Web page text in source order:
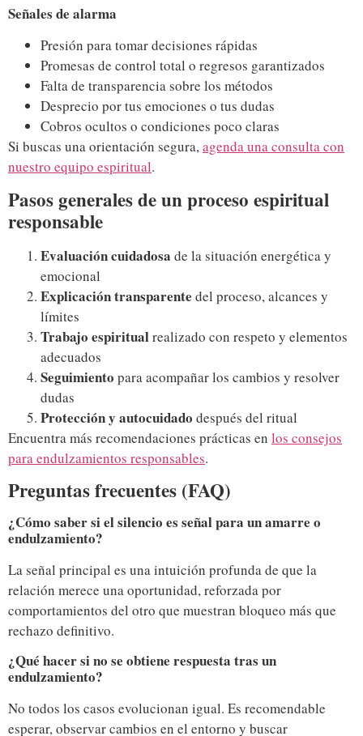
Señales de alarma
Presión para tomar decisiones rápidas
Promesas de control total o regresos garantizados
Falta de transparencia sobre los métodos
Desprecio por tus emociones o tus dudas
Cobros ocultos o condiciones poco claras
Si buscas una orientación segura,agenda una consulta con
nuestro equipo espiritual.
Pasos generales de un proceso espiritual
responsable
Evaluación cuidadosa de la situación energética y
emocional
Explicación transparente del proceso, alcances y
límites
Trabajo espiritualrealizado con respeto y elementos
adecuados
Seguimiento para acompañar los cambios y resolver
dudas
Protección y autocuidado después del ritual
Encuentra más recomendaciones prácticas en los consejos
para endulzamientos responsables.
Preguntas frecuentes (FAQ)
¿Cómo saber si el silencio es señal para un amarre o
endulzamiento?
La señal principal es una intuición profunda de que la
relación merece una oportunidad, reforzada por
comportamientos del otro que muestran bloqueo más que
rechazo definitivo.
¿Qué hacer si no se obtiene respuesta tras un
endulzamiento?
No todos los casos evolucionan igual. Es recomendable
esperar, observar cambios en el entorno y buscar